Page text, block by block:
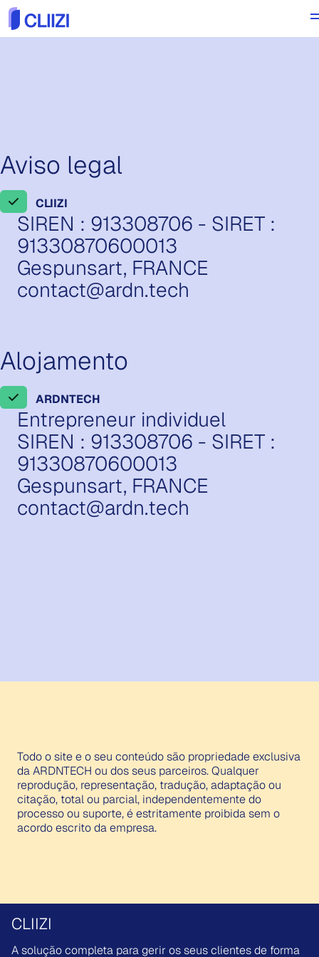
Aviso legal
CLIIZI
SIREN : 913308706 - SIRET :
91330870600013
Gespunsart, FRANCE
contact@ardn.tech
Alojamento
ARDNTECH
Entrepreneur individuel
SIREN : 913308706 - SIRET :
91330870600013
Gespunsart, FRANCE
contact@ardn.tech
Todo o site e o seu conteúdo são propriedade exclusiva
da ARDNTECH ou dos seus parceiros. Qualquer
reprodução, representação, tradução, adaptação ou
citação, total ou parcial, independentemente do
processo ou suporte, é estritamente proibida sem o
acordo escrito da empresa.
CLIIZI
A solução completa para gerir os seus clientes de forma